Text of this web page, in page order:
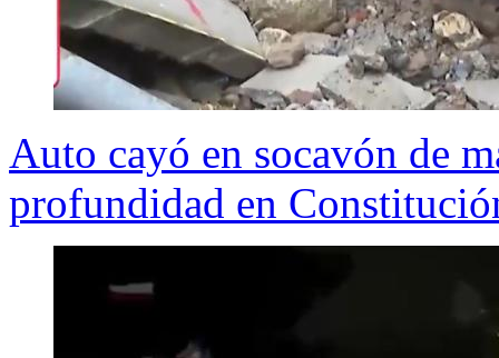
Auto cayó en socavón de
profundidad en